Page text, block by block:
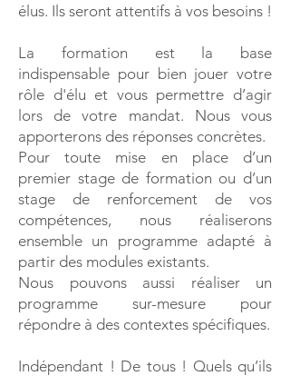
élus. Ils seront attentifs à vos besoins !
La formation est la base
indispensable pour bien jouer votre
rôle d'élu et vous permettre d’agir
lors de votre mandat. Nous vous
apporterons des réponses concrètes.
Pour toute mise en place d’un
premier stage de formation ou d’un
stage de renforcement de vos
compétences, nous réaliserons
ensemble un programme adapté à
partir des modules existants.
Nous pouvons aussi réaliser un
programme sur-mesure pour
répondre à des contextes spécifiques.
Indépendant ! De tous ! Quels qu’ils